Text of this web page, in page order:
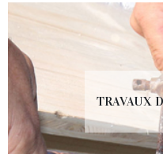
TRAVAUX